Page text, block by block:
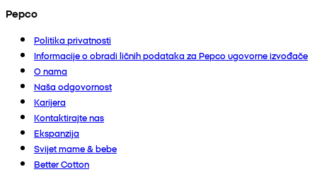
Pepco
Politika privatnosti
Informacije o obradi ličnih podataka za Pepco ugovorne izvođače
O nama
Naša odgovornost
Karijera
Kontaktirajte nas
Ekspanzija
Svijet mame & bebe
Better Cotton